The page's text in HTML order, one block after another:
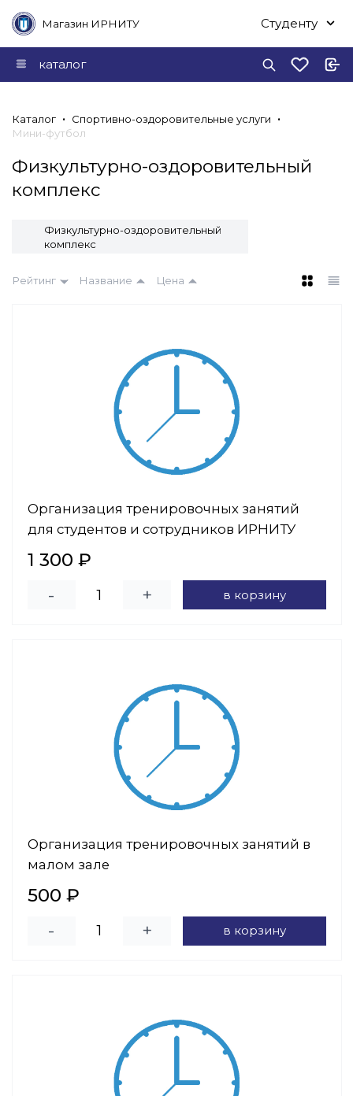
Магазин ИРНИТУ Студенту
каталог
Каталог
Спортивно-оздоровительные услуги
Мини-футбол
Физкультурно-оздоровительный
комплекс
Физкультурно-оздоровительный
комплекс
Рейтинг Название Цена
Организация тренировочных занятий
для студентов и сотрудников ИРНИТУ
1 300 ₽
-
+ в корзину
Организация тренировочных занятий в
малом зале
500 ₽
-
+ в корзину